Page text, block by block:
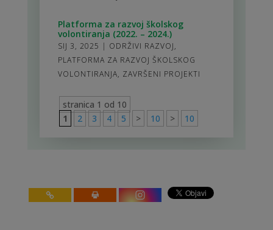
Platforma za razvoj školskog
volontiranja (2022. – 2024.)
SIJ 3, 2025 | ODRŽIVI RAZVOJ,
PLATFORMA ZA RAZVOJ ŠKOLSKOG
VOLONTIRANJA, ZAVRŠENI PROJEKTI
stranica 1 od 10
1
2 3 4 5 > 10 > 10